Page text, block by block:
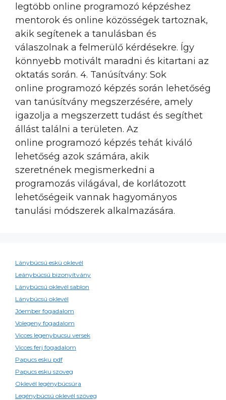
legtöbb online programozó képzéshez
mentorok és online közösségek tartoznak,
akik segítenek a tanulásban és
válaszolnak a felmerülő kérdésekre. Így
könnyebb motivált maradni és kitartani az
oktatás során. 4. Tanúsítvány: Sok
online programozó képzés során lehetőség
van tanúsítvány megszerzésére, amely
igazolja a megszerzett tudást és segíthet
állást találni a területen. Az
online programozó képzés tehát kiváló
lehetőség azok számára, akik
szeretnének megismerkedni a
programozás világával, de korlátozott
lehetőségeik vannak hagyományos
tanulási módszerek alkalmazására.
Lánybúcsú eskü oklevél
Leánybúcsú bizonyítvány
Lánybúcsú oklevél sablon
Lánybúcsú oklevél
Jóember fogadalom
Volegeny fogadalom
Vicces legenybucsu versek
Vicces ferj fogadalom
Papucs esku pdf
Papucs esku szoveg
Oklevél legénybúcsúra
Legénybúcsú oklevél szöveg